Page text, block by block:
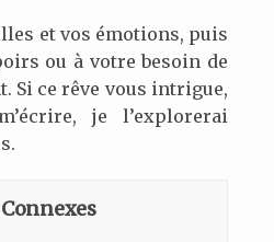
et vos émotions, puis
ou à votre besoin de
Si ce rêve vous intrigue,
je l’explorerai